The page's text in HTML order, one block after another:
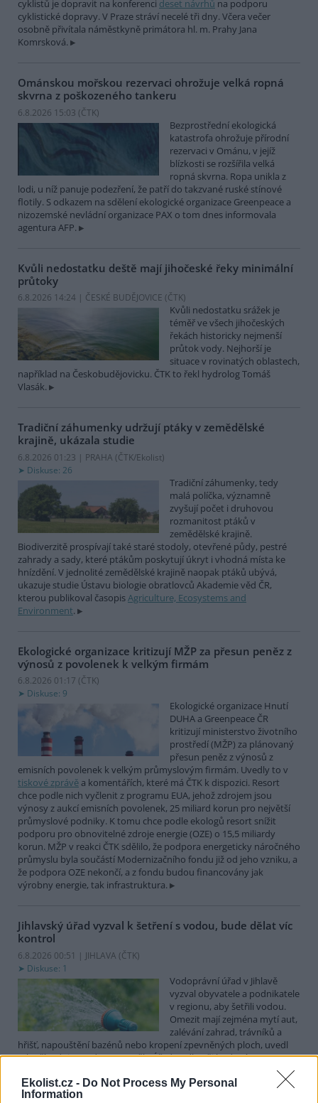
Ekolist.cz - Do Not Process My Personal
Information
cyklistů je dopravit na konferenci deset návrhů na podporu
cyklistické dopravy. V Praze stráví necelé tři dny. Včera večer
osobně přivítala náměstkyně primátora hl. m. Prahy Jana
Komrsková.
Ománskou mořskou rezervaci ohrožuje velká ropná
skvrna z poškozeného tankeru
6.8.2026 15:03 (ČTK)
Bezprostřední ekologická
katastrofa ohrožuje přírodní
rezervaci v Ománu, v jejíž
blízkosti se rozšířila velká
ropná skvrna. Ropa unikla z
lodi, u níž panuje podezření, že patří do takzvané ruské stínové
flotily. S odkazem na sdělení ekologické organizace Greenpeace a
nizozemské nevládní organizace PAX o tom dnes informovala
agentura AFP.
Kvůli nedostatku deště mají jihočeské řeky minimální
průtoky
6.8.2026 14:24 | ČESKÉ BUDĚJOVICE (ČTK)
Kvůli nedostatku srážek je
téměř ve všech jihočeských
řekách historicky nejmenší
průtok vody. Nejhorší je
situace v rovinatých oblastech,
například na Českobudějovicku. ČTK to řekl hydrolog Tomáš
Vlasák.
Tradiční záhumenky udržují ptáky v zemědělské
krajině, ukázala studie
6.8.2026 01:23 | PRAHA (ČTK/Ekolist)
Diskuse: 26
Tradiční záhumenky, tedy
malá políčka, významně
zvyšují počet i druhovou
rozmanitost ptáků v
zemědělské krajině.
Biodiverzitě prospívají také staré stodoly, otevřené půdy, pestré
zahrady a sady, které ptákům poskytují úkryt i vhodná místa ke
hnízdění. V jednolité zemědělské krajině naopak ptáků ubývá,
ukazuje studie Ústavu biologie obratlovců Akademie věd ČR,
kterou publikoval časopisAgriculture, Ecosystems and
Environment.
Ekologické organizace kritizují MŽP za přesun peněz z
výnosů z povolenek k velkým firmám
6.8.2026 01:17 (ČTK)
Diskuse: 9
Ekologické organizace Hnutí
DUHA a Greenpeace ČR
kritizují ministerstvo životního
prostředí (MŽP) za plánovaný
přesun peněz z výnosů z
emisních povolenek k velkým průmyslovým firmám. Uvedly to v
tiskové zprávě a komentářích, které má ČTK k dispozici. Resort
chce podle nich vyčlenit z programu EUA, jehož zdrojem jsou
výnosy z aukcí emisních povolenek, 25 miliard korun pro největší
průmyslové podniky. K tomu chce podle ekologů resort snížit
podporu pro obnovitelné zdroje energie (OZE) o 15,5 miliardy
korun. MŽP v reakci ČTK sdělilo, že podpora energeticky náročného
průmyslu byla součástí Modernizačního fondu již od jeho vzniku, a
že podpora OZE nekončí, a z fondu budou financovány jak
výrobny energie, tak infrastruktura.
Jihlavský úřad vyzval k šetření s vodou, bude dělat víc
kontrol
6.8.2026 00:51 | JIHLAVA (ČTK)
Diskuse: 1
Vodoprávní úřad v Jihlavě
vyzval obyvatele a podnikatele
v regionu, aby šetřili vodou.
Omezit mají zejména mytí aut,
zalévání zahrad, trávníků a
hřišť, napouštění bazénů nebo kropení zpevněných ploch, uvedl
mluvčí radnice Radovan Daněk. Úřad podle něj bude víc
kontrolovat povolené odběry. Výzva k šetření vodou platí pro
všechny obce spadající pod Jihlavu jako obec s rozšířenou
působností.